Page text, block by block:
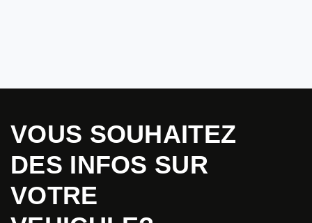
VOUS SOUHAITEZ
DES INFOS SUR
VOTRE